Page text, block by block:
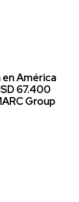
en América
67.400
Group